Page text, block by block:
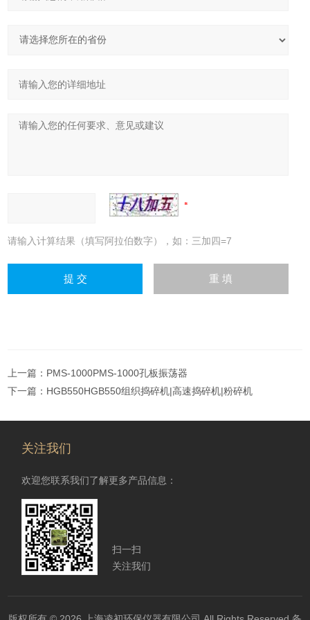
请输入计算结果（填写阿拉伯数字），如：三加四=7
上一篇： PMS-1000PMS-1000孔板振荡器
下一篇： HGB550HGB550组织捣碎机|高速捣碎机|粉碎机
关注我们
欢迎您联系我们了解更多产品信息：
扫一扫
关注我们